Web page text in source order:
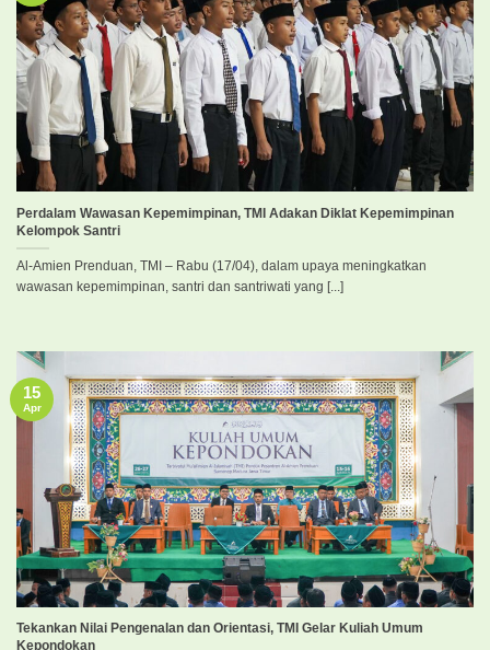
Perdalam Wawasan Kepemimpinan, TMI Adakan Diklat Kepemimpinan
Kelompok Santri
Al-Amien Prenduan, TMI – Rabu (17/04), dalam upaya meningkatkan
wawasan kepemimpinan, santri dan santriwati yang [...]
Tekankan Nilai Pengenalan dan Orientasi, TMI Gelar Kuliah Umum
Kepondokan
15
Apr